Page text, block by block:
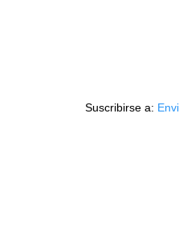
Suscribirse a: